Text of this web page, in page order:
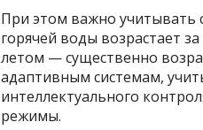
При этом важно учитывать
горячей воды возрастает
летом — существенно
адаптивным системам,
интеллектуального
режимы.